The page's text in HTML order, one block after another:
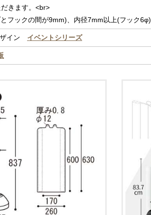
きます。<br>
フックの間が9mm)、内径7mm以上(フック6φ)
ザイン イベントシリーズ